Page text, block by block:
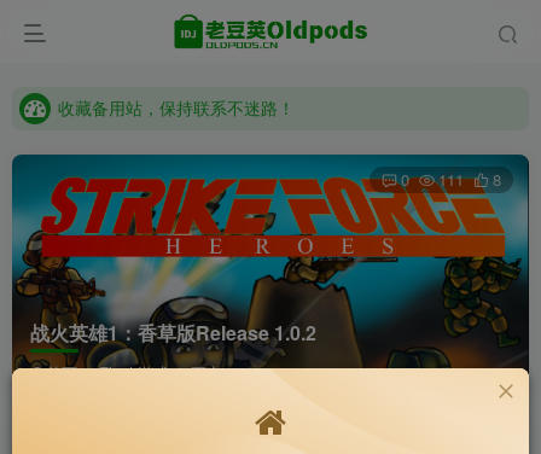
收藏备用站，保持联系不迷路！
收藏备用站，保持联系不迷路！
老豆荚 Oldpods版本：v10.3.0 泡芙
战火英雄1：香草版Release 1.0.2
首页 Flash游戏 正文
0 111 8